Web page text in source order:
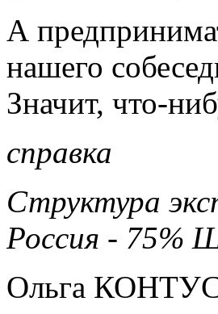
А
нашего
Значит, что-
справка
Структура
Россия - 75%
Ольга